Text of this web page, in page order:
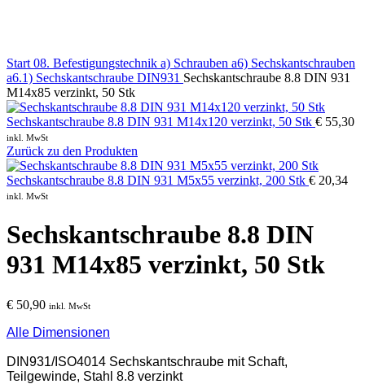
Start 08. Befestigungstechnik a) Schrauben a6) Sechskantschrauben
a6.1) Sechskantschraube DIN931 Sechskantschraube 8.8 DIN 931
M14x85 verzinkt, 50 Stk
Sechskantschraube 8.8 DIN 931 M14x120 verzinkt, 50 Stk € 55,30
inkl. MwSt
Zurück zu den Produkten
Sechskantschraube 8.8 DIN 931 M5x55 verzinkt, 200 Stk € 20,34
inkl. MwSt
Sechskantschraube 8.8 DIN
931 M14x85 verzinkt, 50 Stk
€ 50,90 inkl. MwSt
Alle Dimensionen
DIN931/ISO4014 Sechskantschraube mit Schaft,
Teilgewinde, Stahl 8.8 verzinkt